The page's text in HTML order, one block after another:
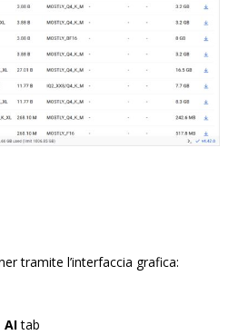
tramite l’interfaccia grafica:
AItab